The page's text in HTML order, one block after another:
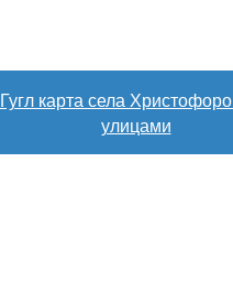
Гугл карта села
улицами